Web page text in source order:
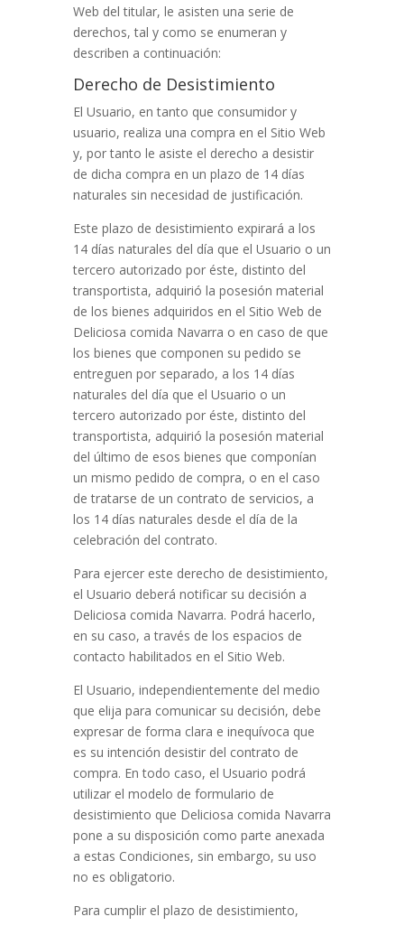
Web del titular, le asisten una serie de
derechos, tal y como se enumeran y
describen a continuación:
Derecho de Desistimiento
El Usuario, en tanto que consumidor y
usuario, realiza una compra en el Sitio Web
y, por tanto le asiste el derecho a desistir
de dicha compra en un plazo de 14 días
naturales sin necesidad de justificación.
Este plazo de desistimiento expirará a los
14 días naturales del día que el Usuario o un
tercero autorizado por éste, distinto del
transportista, adquirió la posesión material
de los bienes adquiridos en el Sitio Web de
Deliciosa comida Navarra o en caso de que
los bienes que componen su pedido se
entreguen por separado, a los 14 días
naturales del día que el Usuario o un
tercero autorizado por éste, distinto del
transportista, adquirió la posesión material
del último de esos bienes que componían
un mismo pedido de compra, o en el caso
de tratarse de un contrato de servicios, a
los 14 días naturales desde el día de la
celebración del contrato.
Para ejercer este derecho de desistimiento,
el Usuario deberá notificar su decisión a
Deliciosa comida Navarra. Podrá hacerlo,
en su caso, a través de los espacios de
contacto habilitados en el Sitio Web.
El Usuario, independientemente del medio
que elija para comunicar su decisión, debe
expresar de forma clara e inequívoca que
es su intención desistir del contrato de
compra. En todo caso, el Usuario podrá
utilizar el modelo de formulario de
desistimiento que Deliciosa comida Navarra
pone a su disposición como parte anexada
a estas Condiciones, sin embargo, su uso
no es obligatorio.
Para cumplir el plazo de desistimiento,